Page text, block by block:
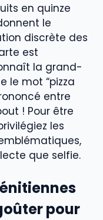
en quinze
le
discrète des
est
la grand-
le mot “pizza
entre
! Pour être
les
que selfie.
pour